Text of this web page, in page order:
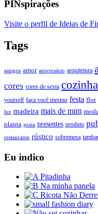
PINspirações
Visite o perfil de Ideias de
Tags
amigos amor aniversário arquitetura
cores cores de sexta cozinha
yourself faça você mesmo festa flor
luz madeira mais de mim moda
planta praia presentes produto
restaurante rústico sobremesa
Eu indico